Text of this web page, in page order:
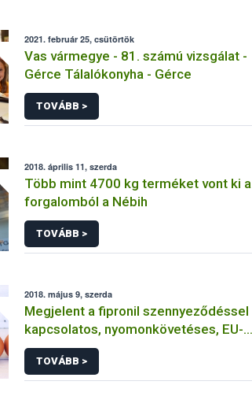
2021. február 25, csütörtök
Vas vármegye - 81. számú vizsgálat -
Gérce Tálalókonyha - Gérce
TOVÁBB >
2018. április 11, szerda
Több mint 4700 kg terméket vont ki a
forgalomból a Nébih
TOVÁBB >
2018. május 9, szerda
Megjelent a fipronil szennyeződéssel
kapcsolatos, nyomonkövetéses, EU-s
monitoring-vizsgálat eredménye
TOVÁBB >